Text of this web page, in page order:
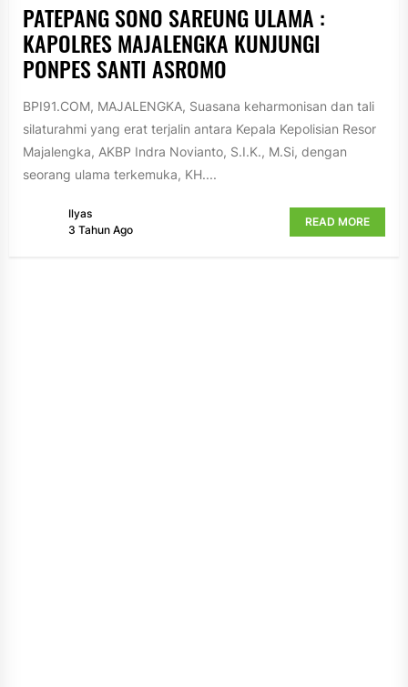
PATEPANG SONO SAREUNG ULAMA :
KAPOLRES MAJALENGKA KUNJUNGI
PONPES SANTI ASROMO
BPI91.COM, MAJALENGKA, Suasana keharmonisan dan tali
silaturahmi yang erat terjalin antara Kepala Kepolisian Resor
Majalengka, AKBP Indra Novianto, S.I.K., M.Si, dengan
seorang ulama terkemuka, KH....
Ilyas
3 Tahun Ago
READ MORE